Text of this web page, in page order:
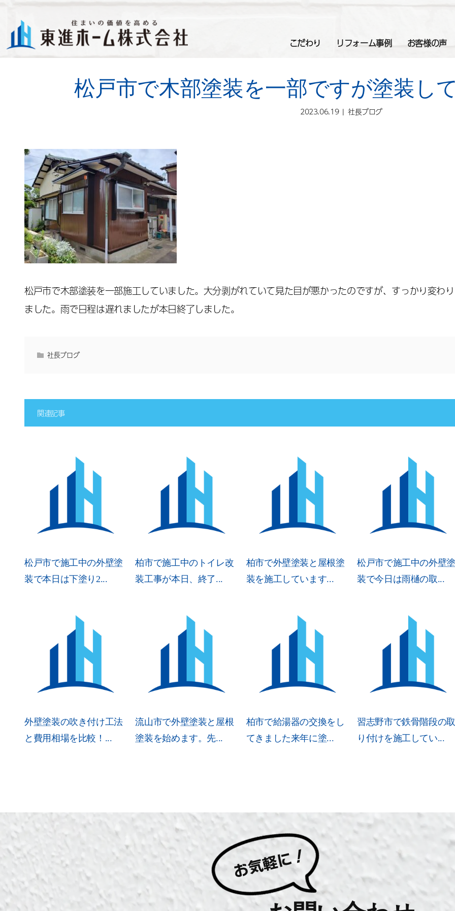
こだわり リフォーム事例 お客様の声
松戸市で木部塗装を一部ですが塗装し
2023.06.19 社長ブログ
松戸市で木部塗装を一部施工していました。大分剥がれていて見た目が悪かったのですが、すっかり変わり
ました。雨で日程は遅れましたが本日終了しました。
社長ブログ
関連記事
松戸市で施工中の外壁塗
装で本日は下塗り2...
柏市で施工中のトイレ改
装工事が本日、終了...
柏市で外壁塗装と屋根塗
装を施工しています...
松戸市で施工中の外壁
装で今日は雨樋の取...
外壁塗装の吹き付け工法
と費用相場を比較！...
流山市で外壁塗装と屋根
塗装を始めます。先...
柏市で給湯器の交換をし
てきました来年に塗...
習志野市で鉄骨階段の
り付けを施工してい...